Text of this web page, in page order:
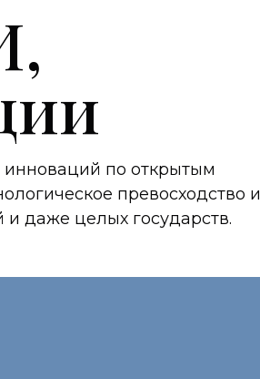
инноваций по открытым
превосходство и
даже целых государств.